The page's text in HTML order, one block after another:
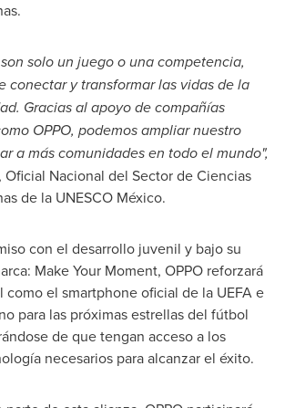
solo un juego o una competencia,
conectar y transformar las vidas de la
Gracias al apoyo de compañías
OPPO, podemos ampliar nuestro
a más comunidades en todo el mundo",
, Oficial Nacional del Sector de Ciencias
de la UNESCO México.
con el desarrollo juvenil y bajo su
Make Your Moment, OPPO reforzará
como el smartphone oficial de la UEFA e
para las próximas estrellas del fútbol
de que tengan acceso a los
necesarios para alcanzar el éxito.